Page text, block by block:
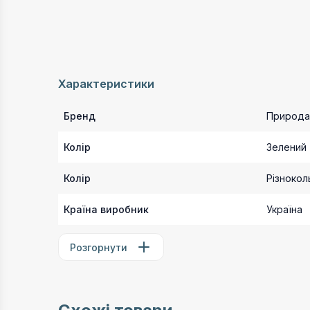
Характеристики
Бренд Природа
Колір Зелений
Колір
Країна виробник Україна
Розгорнути